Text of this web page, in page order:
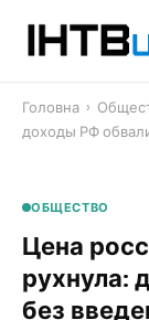
Головна ›
доходы РФ
ОБЩЕСТВО
Цена
рухнула:
без